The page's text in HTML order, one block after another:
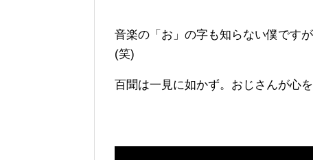
音楽の「お」の字も知らない僕です
(笑)
百聞は一見に如かず。おじさんが心